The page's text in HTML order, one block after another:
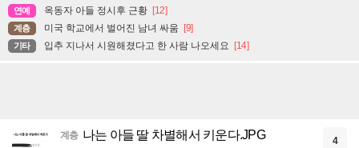
연예 옥동자 아들 정시후 근황 [12]
계층 미국 학교에서 벌어진 남녀 싸움 [9]
기타 입추 지나서 시원해졌다고 한 사람 나오세요 [14]
계층 나는 아들 딸 차별해서 키운다.JPG 4